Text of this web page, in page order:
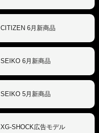
CITIZEN 6月新商品
SEIKO 6月新商品
SEIKO 5月新商品
XG-SHOCK広告モデル